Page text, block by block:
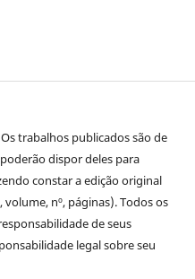
trabalhos publicados são de
dispor deles para
constar a edição original
nº, páginas). Todos os
de seus
legal sobre seu